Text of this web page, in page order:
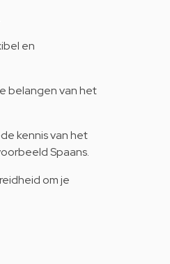
en
belangen van het
kennis van het
Spaans.
om je